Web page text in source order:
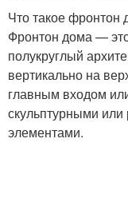
Что такое фронтон
Фронтон дома —
полукруглый
вертикально на
главным входом
скульптурными
элементами.